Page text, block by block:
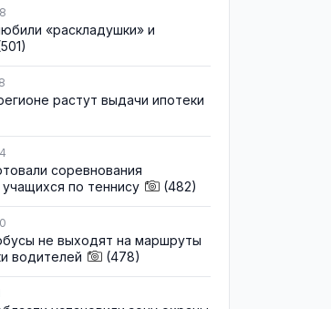
«раскладушки» и
растут выдачи ипотеки
соревнования
по теннису
(482)
не выходят на маршруты
водителей
(478)